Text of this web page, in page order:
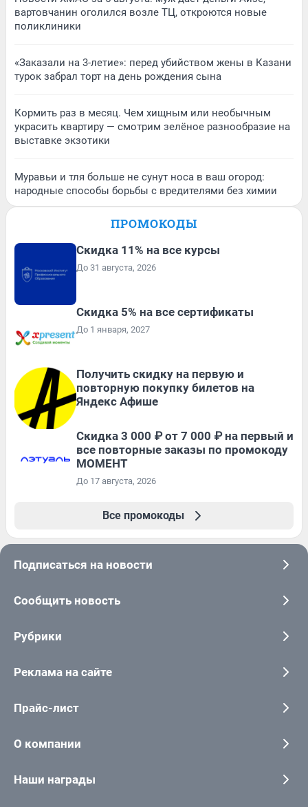
вартовчанин оголился возле ТЦ, откроются новые
поликлиники
«Заказали на 3-летие»: перед убийством жены в Казани
турок забрал торт на день рождения сына
Кормить раз в месяц. Чем хищным или необычным
украсить квартиру — смотрим зелёное разнообразие на
выставке экзотики
Муравьи и тля больше не сунут носа в ваш огород:
народные способы борьбы с вредителями без химии
ПРОМОКОДЫ
Скидка 11% на все курсы
До 31 августа, 2026
Скидка 5% на все сертификаты
До 1 января, 2027
Получить скидку на первую и
повторную покупку билетов на
Яндекс Афише
Скидка 3 000 ₽ от 7 000 ₽ на первый и
все повторные заказы по промокоду
МОМЕНТ
До 17 августа, 2026
Все промокоды
Подписаться на новости
Сообщить новость
Рубрики
Реклама на сайте
Прайс-лист
О компании
Наши награды